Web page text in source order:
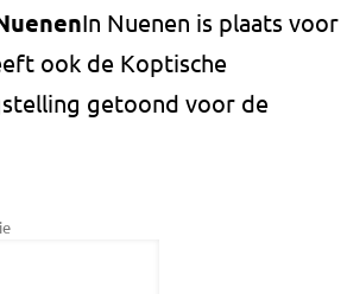
In Nuenen is plaats voor
ook de Koptische
getoond voor de